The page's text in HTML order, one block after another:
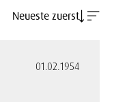
Neueste zuerst
01.02.1954